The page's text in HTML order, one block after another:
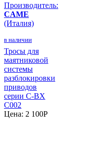
Производитель:
CAME
(Италия)
в наличии
Тросы для
маятниковой
системы
разблокировки
приводов
серии C-BX
C002
Цена: 2 100P